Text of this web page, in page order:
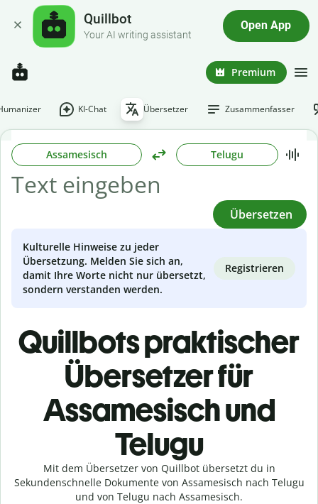
Quillbot
Your AI writing assistant
Open App
Premium
KI-Chat Übersetzer Zusammenfasser
Assamesisch Telugu
Übersetzen
Kulturelle Hinweise zu jeder
Übersetzung. Melden Sie sich an,
damit Ihre Worte nicht nur übersetzt,
sondern verstanden werden.
Registrieren
Quillbots praktischer
Übersetzer für
Assamesisch und
Telugu
Mit dem Übersetzer von Quillbot übersetzt du in
Sekundenschnelle Dokumente von Assamesisch nach Telugu
und von Telugu nach Assamesisch.